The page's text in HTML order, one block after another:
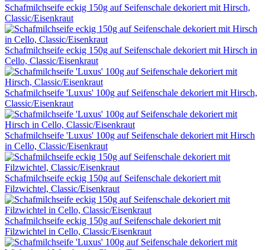
Schafmilchseife eckig 150g auf Seifenschale dekoriert mit Hirsch,
Classic/Eisenkraut
Schafmilchseife eckig 150g auf Seifenschale dekoriert mit Hirsch in
Cello, Classic/Eisenkraut
Schafmilchseife 'Luxus' 100g auf Seifenschale dekoriert mit Hirsch,
Classic/Eisenkraut
Schafmilchseife 'Luxus' 100g auf Seifenschale dekoriert mit Hirsch
in Cello, Classic/Eisenkraut
Schafmilchseife eckig 150g auf Seifenschale dekoriert mit
Filzwichtel, Classic/Eisenkraut
Schafmilchseife eckig 150g auf Seifenschale dekoriert mit
Filzwichtel in Cello, Classic/Eisenkraut